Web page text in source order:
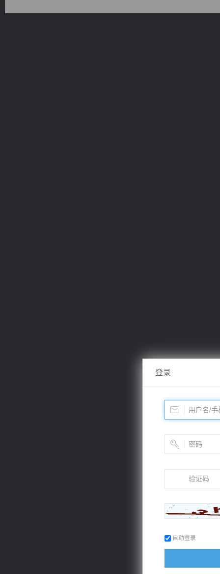
登录
自动登录